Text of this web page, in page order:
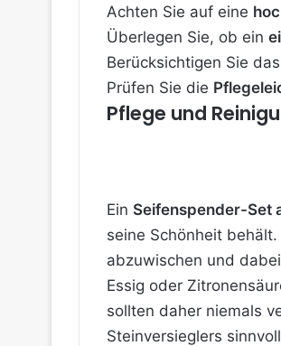
Achten Sie auf eine
Überlegen Sie, ob ein
Berücksichtigen Sie das
Prüfen Sie die
Pflege und
Ein Seifenspender-Set
seine Schönheit behält.
abzuwischen und
Essig oder
sollten daher niemals
Steinversieglers